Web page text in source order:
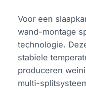
Voor een
wand-montage
technologie.
stabiele
produceren
multi-